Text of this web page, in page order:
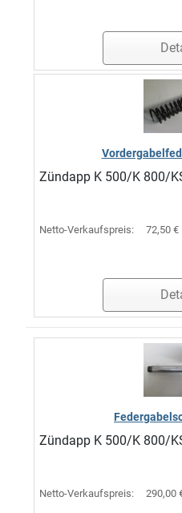
Zündapp K 500/K 800/
Netto-Verkaufspreis: 72,50 €
Zündapp K 500/K 800/
Netto-Verkaufspreis: 290,00